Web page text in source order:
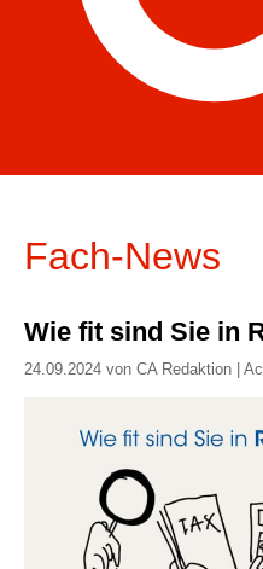
Fach-News
Wie fit sind Sie in
24.09.2024 von CA Redaktion |